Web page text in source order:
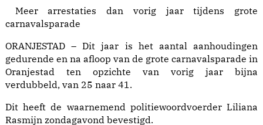
Meer arrestaties dan vorig jaar tijdens grote
carnavalsparade
ORANJESTAD – Dit jaar is het aantal aanhoudingen
gedurende en na afloop van de grote carnavalsparade in
Oranjestad ten opzichte van vorig jaar bijna
verdubbeld, van 25 naar 41.
Dit heeft de waarnemend politiewoordvoerder Liliana
Rasmijn zondagavond bevestigd.